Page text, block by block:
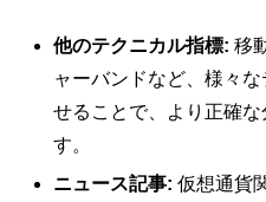
他のテクニカル指標: 移
ャーバンドなど、様々
せることで、より正確
す。
ニュース記事: 仮想通貨